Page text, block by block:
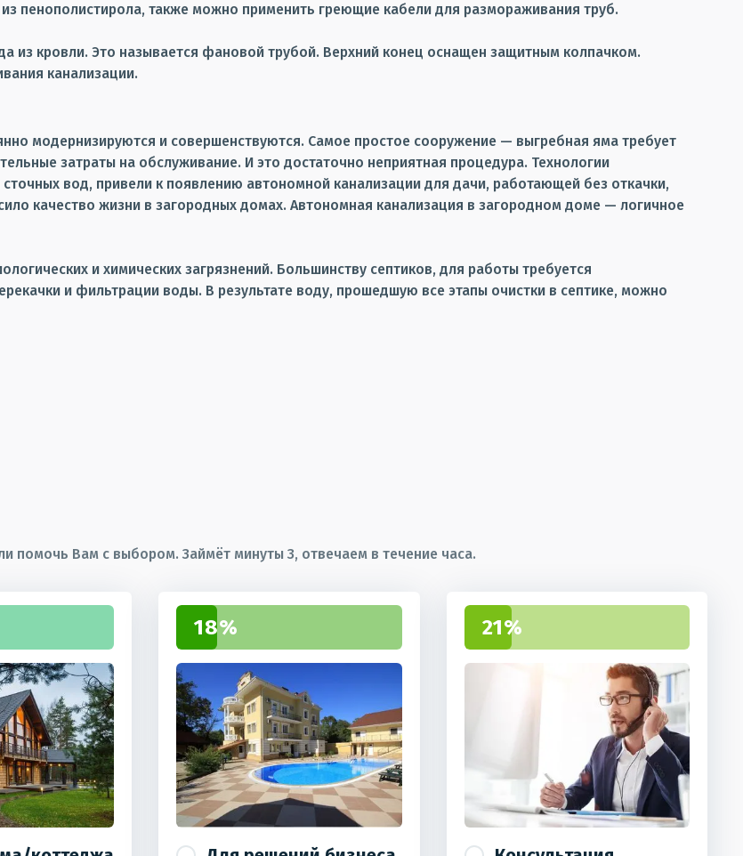
пенополистирола, также можно применить греющие кабели для размораживания труб.
из кровли. Это называется фановой трубой. Верхний конец оснащен защитным колпачком.
канализации.
модернизируются и совершенствуются. Самое простое сооружение — выгребная яма требует
затраты на обслуживание. И это достаточно неприятная процедура. Технологии
вод, привели к появлению автономной канализации для дачи, работающей без откачки,
качество жизни в загородных домах. Автономная канализация в загородном доме — логичное
и химических загрязнений. Большинству септиков, для работы требуется
и фильтрации воды. В результате воду, прошедшую все этапы очистки в септике, можно
помочь Вам с выбором. Займёт минуты 3, отвечаем в течение часа.
18% 21%